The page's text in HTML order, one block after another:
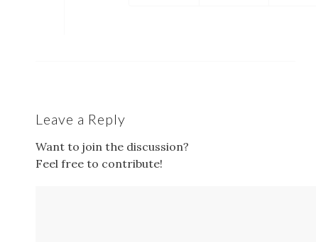
Leave a Reply
Want to join the discussion?
Feel free to contribute!